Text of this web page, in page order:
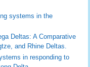
systems in the
Deltas: A Comparative
and Rhine Deltas.
in responding to